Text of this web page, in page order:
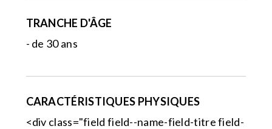
TRANCHE D'ÂGE
- de 30 ans
CARACTÉRISTIQUES PHYSIQUES
<div class="field field--name-field-titre field-